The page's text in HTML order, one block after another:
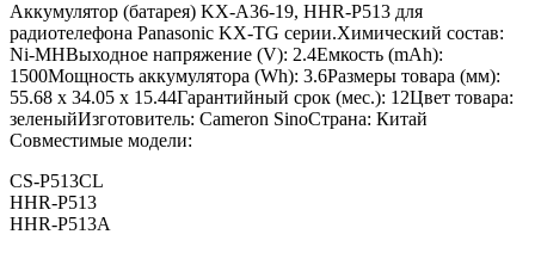
Аккумулятор (батарея) KX-A36-19, HHR-P513 для
радиотелефона Panasonic KX-TG серии.Химический состав:
Ni-MHВыходное напряжение (V): 2.4Емкость (mAh):
1500Мощность аккумулятора (Wh): 3.6Размеры товара (мм):
55.68 x 34.05 x 15.44Гарантийный срок (мес.): 12Цвет товара:
зеленыйИзготовитель: Cameron SinoСтрана: Китай
Совместимые модели:
CS-P513CL
HHR-P513
HHR-P513A